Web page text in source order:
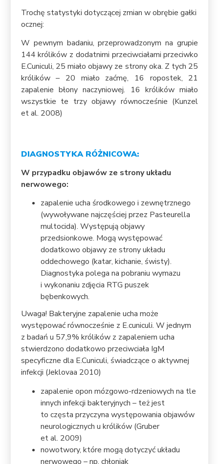
Trochę statystyki dotyczącej zmian w obrębie gałki
ocznej:
W pewnym badaniu, przeprowadzonym na grupie
144 królików z dodatnimi przeciwciałami przeciwko
E.Cuniculi, 25 miało objawy ze strony oka. Z tych 25
królików – 20 miało zaćmę, 16 ropostek, 21
zapalenie błony naczyniowej. 16 królików miało
wszystkie te trzy objawy równocześnie (Kunzel
et al. 2008)
DIAGNOSTYKA RÓŻNICOWA:
W przypadku objawów ze strony układu
nerwowego:
zapalenie ucha środkowego i zewnętrznego
(wywoływane najczęściej przez Pasteurella
multocida). Występują objawy
przedsionkowe. Mogą występować
dodatkowo objawy ze strony układu
oddechowego (katar, kichanie, świsty).
Diagnostyka polega na pobraniu wymazu
i wykonaniu zdjęcia RTG puszek
bębenkowych.
Uwaga! Bakteryjne zapalenie ucha może
występować równocześnie z E.cuniculi. W jednym
z badań u 57,9% królików z zapaleniem ucha
stwierdzono dodatkowo przeciwciała IgM
specyficzne dla E.Cuniculi, świadczące o aktywnej
infekcji (Jeklovaa 2010)
zapalenie opon mózgowo-rdzeniowych na tle
innych infekcji bakteryjnych – też jest
to częsta przyczyna występowania objawów
neurologicznych u królików (Gruber
et al. 2009)
nowotwory, które mogą dotyczyć układu
nerwowego – np. chłoniak